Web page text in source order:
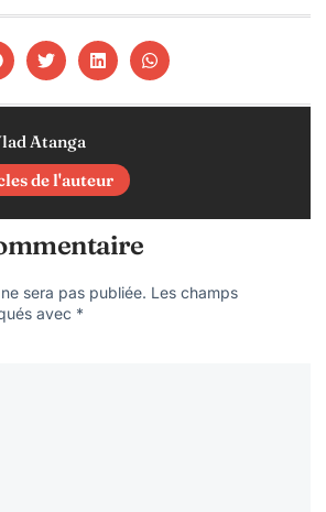
Atanga
de l'auteur
sera pas publiée. Les champs
avec *